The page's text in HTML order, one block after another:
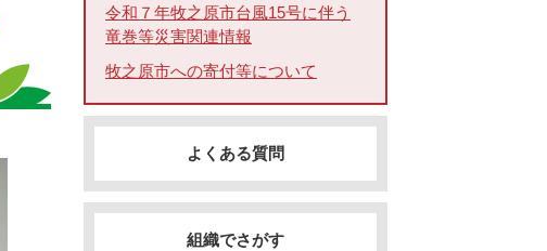
令和７年牧之原市台風15号に伴う
竜巻等災害関連情報
牧之原市への寄付等について
よくある質問
組織でさがす